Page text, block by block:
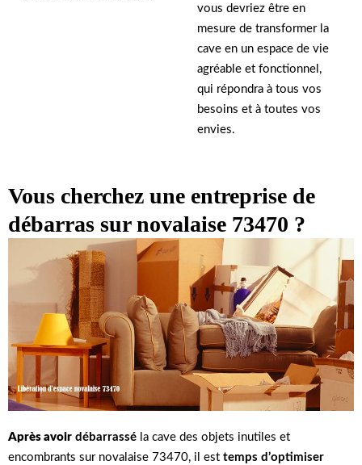
vous devriez être en
mesure de transformer la
cave en un espace de vie
agréable et fonctionnel,
qui répondra à tous vos
besoins et à toutes vos
envies.
Vous cherchez une entreprise de
débarras sur novalaise 73470 ?
Après avoir débarrassé la cave des objets inutiles et
encombrants sur novalaise 73470, il est temps d’optimiser